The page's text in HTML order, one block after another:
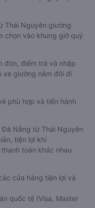
Thái Nguyên giường
chọn vào khung giờ quý
đón, điểm trả và nhập
xe giường nằm đôi đi
phù hợp và tiến hành
Nẵng từ Thái Nguyên
tiện lợi khi
toán khác nhau
cửa hàng tiện lợi và
quốc tế (Visa, Master